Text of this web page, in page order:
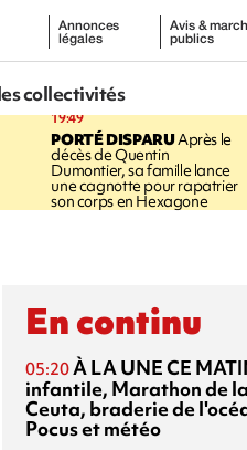
Annonces
légales
Avis &
publics
collectivités
19:49
PORTÉ DISPARUAprès le
décès de Quentin
Dumontier, sa famille lance
une cagnotte pour rapatrier
son corps en Hexagone
En continu
05:20À LA UNE CE
infantile, Marathon de
Ceuta, braderie de
Pocus et météo